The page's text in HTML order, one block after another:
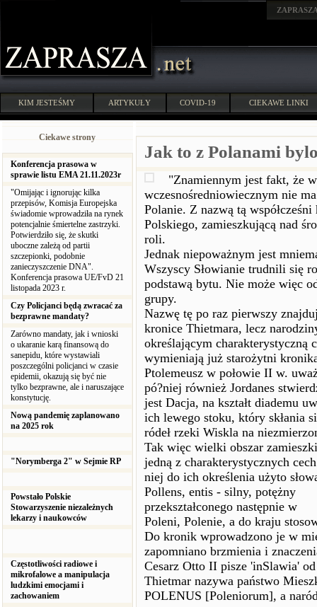
KIM JESTEŚMY ARTYKUŁY COVID-19 CIEKAWE LINKI
Ciekawe strony
Konferencja prasowa w
sprawie listu EMA 21.11.2023r
"Omijając i ignorując kilka
przepisów, Komisja Europejska
świadomie wprowadziła na rynek
potencjalnie śmiertelne zastrzyki.
Potwierdziło się, że skutki
uboczne zależą od partii
szczepionki, podobnie
zanieczyszczenie DNA".
Konferencja prasowa UE/FvD 21
listopada 2023 r.
Czy Policjanci będą zwracać za
bezprawne mandaty?
Zarówno mandaty, jak i wnioski
o ukaranie karą finansową do
sanepidu, które wystawiali
poszczególni policjanci w czasie
epidemii, okazują się być nie
tylko bezprawne, ale i naruszające
konstytucję.
Nową pandemię zaplanowano
na 2025 rok
"Norymberga 2" w Sejmie RP
Powstało Polskie
Stowarzyszenie niezależnych
lekarzy i naukowców
Częstotliwości radiowe i
mikrofalowe a manipulacja
ludzkimi emocjami i
zachowaniem
Jak to z Polanami
"Znamiennym jest fakt, że
wczesnośredniowiecznym nie
Polanie. Z nazwą tą
Polskiego, zamieszkującą nad
roli.
Jednak niepoważnym jest
Wszyscy Słowianie trudnili się
podstawą bytu. Nie może więc
grupy.
Nazwę tę po raz pierwszy
kronice Thietmara, lecz
określającym charakterystyczną
wymieniają już starożytni
Ptolemeusz w połowie II w.
pó?niej również Jordanes
jest Dacja, na kształt diademu
ich lewego stoku, który skłania
ródeł rzeki Wiskla na
Tak więc wielki obszar
jedną z charakterystycznych
niej do ich określenia użyto
Pollens, entis - silny, potężny
przekształconego następnie w
Poleni, Polenie, a do kraju
Do kronik wprowadzono je w
zapomniano brzmienia i
Cesarz Otto II pisze 'inSlawia'
Thietmar nazywa państwo
POLENUS [Poleniorum], a